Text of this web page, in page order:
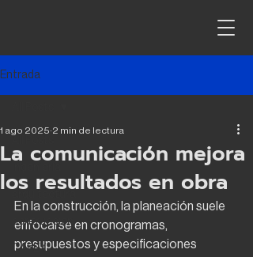
Entrada
contrucción
CAPEX
La comunicación mejora
los resultados en obra
1 ago 2025 2 min de lectura
En la construcción, la planeación suele
enfocarse en cronogramas,
presupuestos y especificaciones